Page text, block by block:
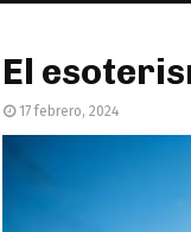
El
17 febrero, 2024